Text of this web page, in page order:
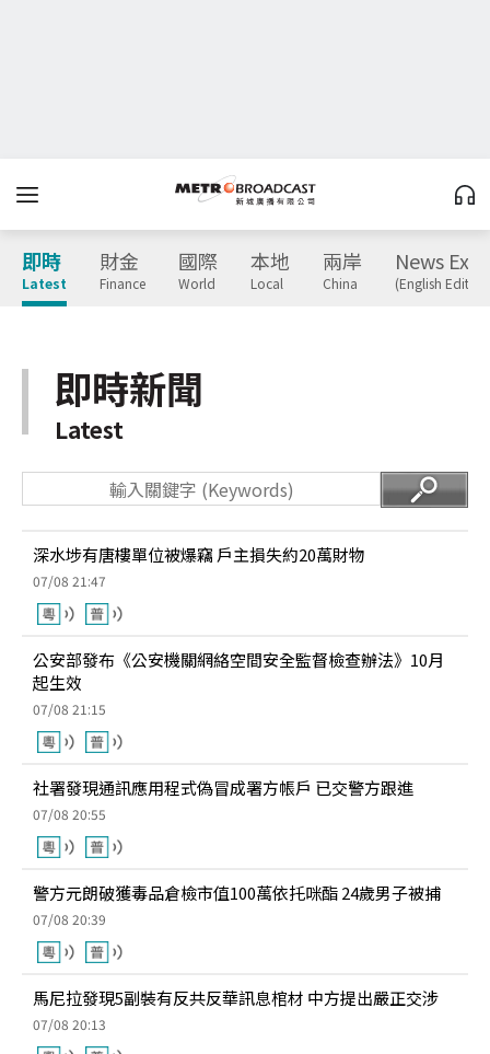
即時
Latest
財金
Finance
國際
World
本地
Local
兩岸
China
News
(English
即時新聞
Latest
深水埗有唐樓單位被爆竊 戶主損失約20萬財物
07/08 21:47
公安部發布《公安機關網絡空間安全監督檢查辦法》10月
起生效
07/08 21:15
社署發現通訊應用程式偽冒成署方帳戶 已交警方跟進
07/08 20:55
警方元朗破獲毒品倉檢市值100萬依托咪酯 24歲男子被捕
07/08 20:39
馬尼拉發現5副裝有反共反華訊息棺材 中方提出嚴正交涉
07/08 20:13